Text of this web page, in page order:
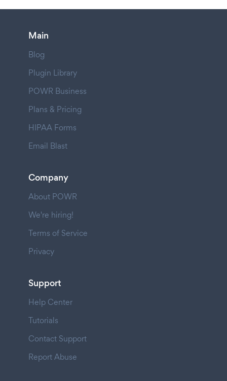
Main
Blog
Plugin Library
POWR Business
Plans & Pricing
HIPAA Forms
Email Blast
Company
About POWR
We're hiring!
Terms of Service
Privacy
Support
Help Center
Tutorials
Contact Support
Report Abuse